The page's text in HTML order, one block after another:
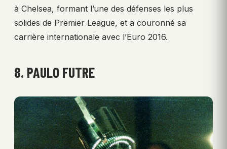
à Chelsea, formant l’une des défenses les plus
solides de Premier League, et a couronné sa
carrière internationale avec l’Euro 2016.
8. PAULO FUTRE